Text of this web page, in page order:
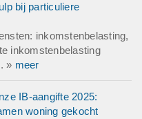
bij particuliere
inkomstenbelasting,
inkomstenbelasting
» meer
IB-aangifte 2025:
woning gekocht